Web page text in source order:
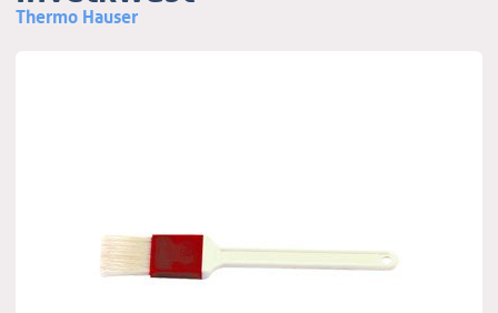
Thermo Hauser